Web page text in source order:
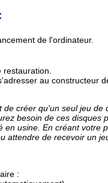
de l'ordinateur.
au constructeur
créer qu'un seul jeu de
besoin de ces disques
usine. En créant votre
attendre de recevoir un
: